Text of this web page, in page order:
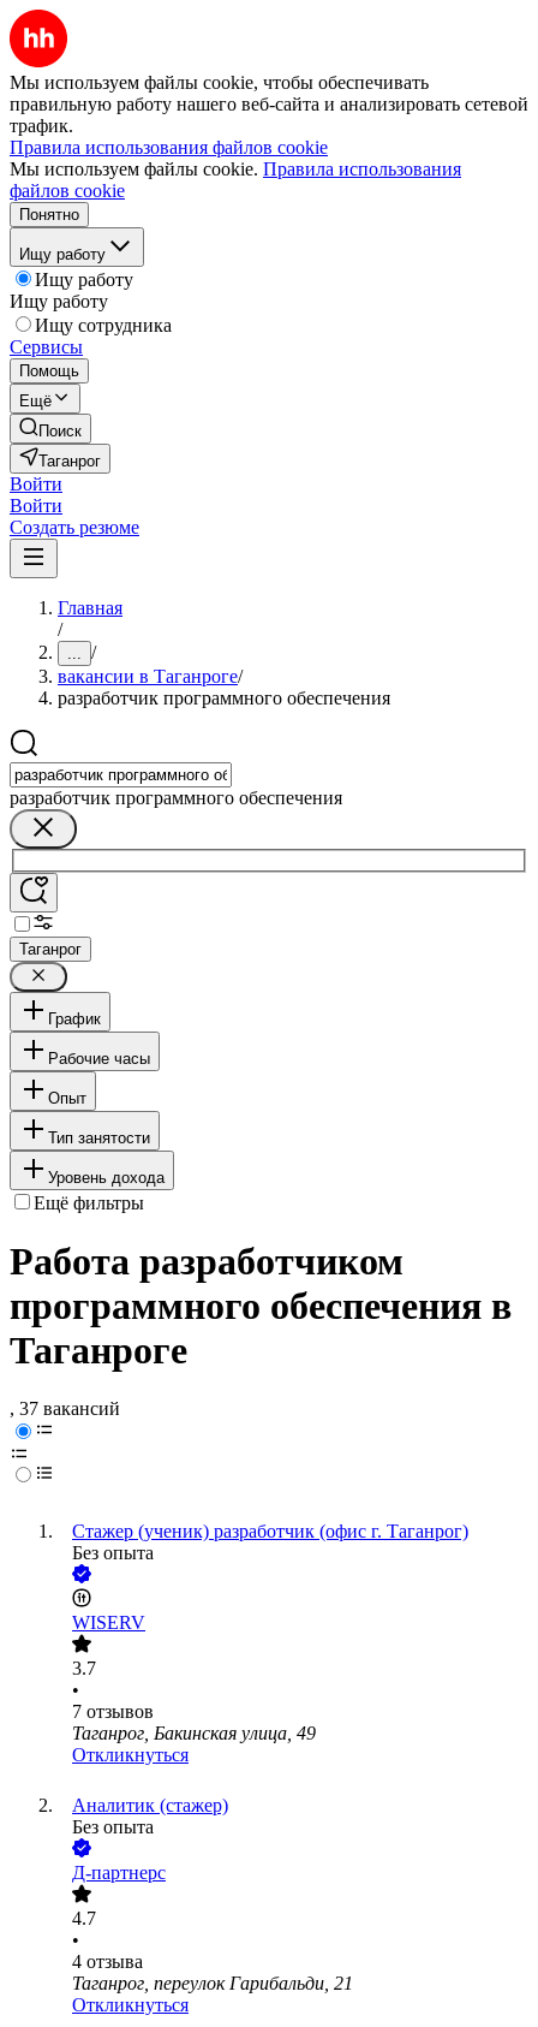
Мы используем файлы cookie, чтобы обеспечивать
правильную работу нашего веб-сайта и анализировать сетевой
трафик.
Правила использования файлов cookie
Мы используем файлы cookie. Правила использования
файлов cookie
Понятно
Ищу работу
Ищу работу
Ищу работу
Ищу сотрудника
Сервисы
Помощь
Ещё
Поиск
Таганрог
Войти
Войти
Создать резюме
Главная
/
... /
вакансии в Таганроге/
разработчик программного обеспечения
разработчик программного обеспечения
Таганрог
График
Рабочие часы
Опыт
Тип занятости
Уровень дохода
Ещё фильтры
Работа разработчиком
программного обеспечения в
Таганроге
, 37 вакансий
Стажер (ученик) разработчик (офис г. Таганрог)
Без опыта
WISERV
3.7
•
7 отзывов
Таганрог, Бакинская улица, 49
Откликнуться
Аналитик (стажер)
Без опыта
Д-партнерс
4.7
•
4 отзыва
Таганрог, переулок Гарибальди, 21
Откликнуться